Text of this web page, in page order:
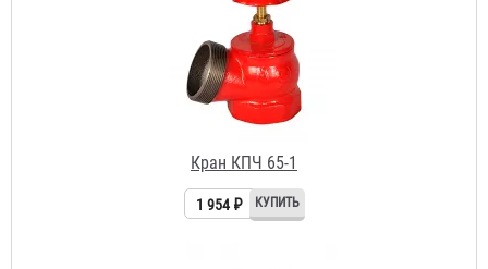
1 954 ₽